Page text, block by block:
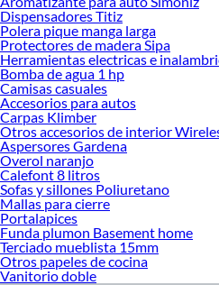
Dispensadores Titiz
Polera pique manga larga
Protectores de madera Sipa
Herramientas electricas e
Bomba de agua 1 hp
Camisas casuales
Accesorios para autos
Carpas Klimber
Otros accesorios de interior
Aspersores Gardena
Overol naranjo
Calefont 8 litros
Sofas y sillones Poliuretano
Mallas para cierre
Portalapices
Funda plumon Basement home
Terciado mueblista 15mm
Otros papeles de cocina
Vanitorio doble